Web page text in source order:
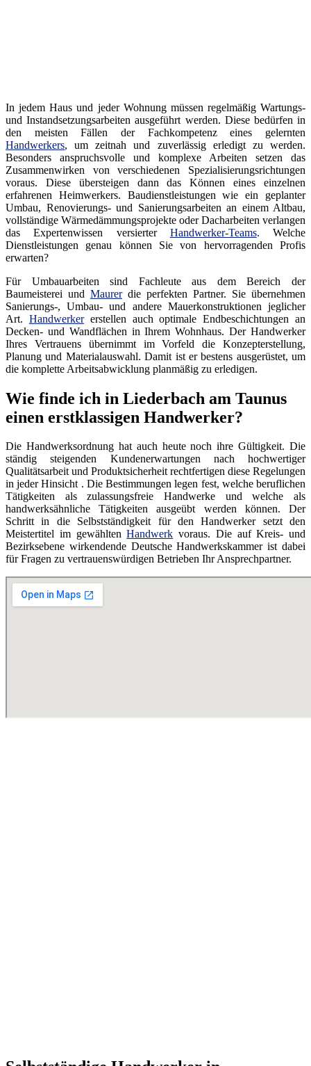
In jedem Haus und jeder Wohnung müssen regelmäßig Wartungs-
und Instandsetzungsarbeiten ausgeführt werden. Diese bedürfen in
den meisten Fällen der Fachkompetenz eines gelernten
Handwerkers, um zeitnah und zuverlässig erledigt zu werden.
Besonders anspruchsvolle und komplexe Arbeiten setzen das
Zusammenwirken von verschiedenen Spezialisierungsrichtungen
voraus. Diese übersteigen dann das Können eines einzelnen
erfahrenen Heimwerkers. Baudienstleistungen wie ein geplanter
Umbau, Renovierungs- und Sanierungsarbeiten an einem Altbau,
vollständige Wärmedämmungsprojekte oder Dacharbeiten verlangen
das Expertenwissen versierter Handwerker-Teams. Welche
Dienstleistungen genau können Sie von hervorragenden Profis
erwarten?
Für Umbauarbeiten sind Fachleute aus dem Bereich der
Baumeisterei und Maurerdie perfekten Partner. Sie übernehmen
Sanierungs-, Umbau- und andere Mauerkonstruktionen jeglicher
Art. Handwerkererstellen auch optimale Endbeschichtungen an
Decken- und Wandflächen in Ihrem Wohnhaus. Der Handwerker
Ihres Vertrauens übernimmt im Vorfeld die Konzepterstellung,
Planung und Materialauswahl. Damit ist er bestens ausgerüstet, um
die komplette Arbeitsabwicklung planmäßig zu erledigen.
Wie finde ich in Liederbach am Taunus
einen erstklassigen Handwerker?
Die Handwerksordnung hat auch heute noch ihre Gültigkeit. Die
ständig steigenden Kundenerwartungen nach hochwertiger
Qualitätsarbeit und Produktsicherheit rechtfertigen diese Regelungen
in jeder Hinsicht . Die Bestimmungen legen fest, welche beruflichen
Tätigkeiten als zulassungsfreie Handwerke und welche als
handwerksähnliche Tätigkeiten ausgeübt werden können. Der
Schritt in die Selbstständigkeit für den Handwerker setzt den
Meistertitel im gewähltenHandwerk voraus. Die auf Kreis- und
Bezirksebene wirkendende Deutsche Handwerkskammer ist dabei
für Fragen zu vertrauenswürdigen Betrieben Ihr Ansprechpartner.